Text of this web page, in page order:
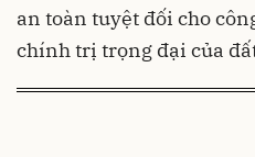
an toàn tuyệt đối cho
chính trị trọng đại của